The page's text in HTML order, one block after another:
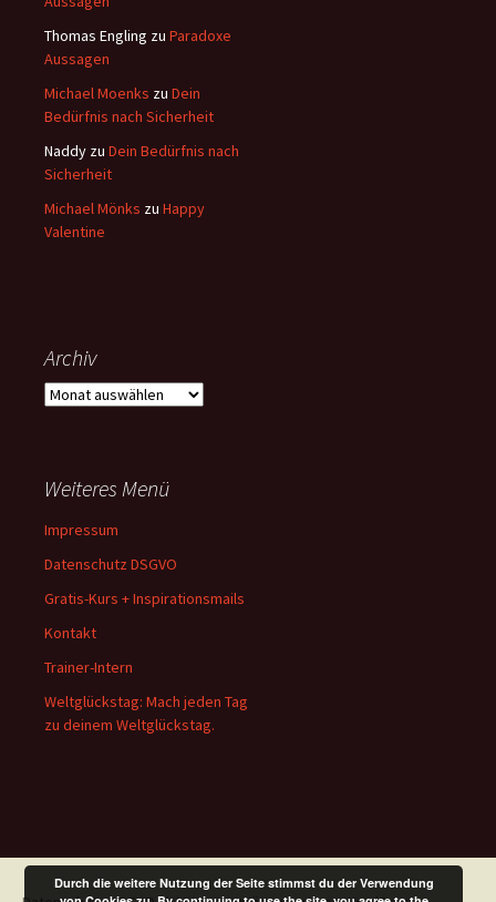
Thomas Engling zu Paradoxe
Aussagen
Michael Moenks zu Dein
Bedürfnis nach Sicherheit
Naddy zu Dein Bedürfnis nach
Sicherheit
Michael Mönks zu Happy
Valentine
Archiv
Archiv
Weiteres Menü
Impressum
Datenschutz DSGVO
Gratis-Kurs + Inspirationsmails
Kontakt
Trainer-Intern
Weltglückstag: Mach jeden Tag
zu deinem Weltglückstag.
Durch die weitere Nutzung der Seite stimmst du der Verwendung